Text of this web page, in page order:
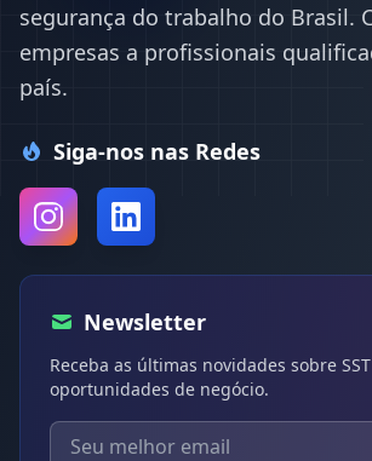
segurança do trabalho do Brasil.
empresas a profissionais
país.
Siga-nos nas Redes
Newsletter
Receba as últimas novidades sobre
oportunidades de negócio.